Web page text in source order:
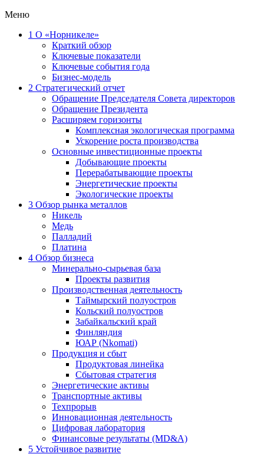
Меню
1 О «Норникеле»
Краткий обзор
Ключевые показатели
Ключевые события года
Бизнес-модель
2 Стратегический отчет
Обращение Председателя Совета директоров
Обращение Президента
Расширяем горизонты
Комплексная экологическая программа
Ускорение роста производства
Основные инвестиционные проекты
Добывающие проекты
Перерабатывающие проекты
Энергетические проекты
Экологические проекты
3 Обзор рынка металлов
Никель
Медь
Палладий
Платина
4 Обзор бизнеса
Минерально-сырьевая база
Проекты развития
Производственная деятельность
Таймырский полуостров
Кольский полуостров
Забайкальский край
Финляндия
ЮАР (Nkomati)
Продукция и сбыт
Продуктовая линейка
Сбытовая стратегия
Энергетические активы
Транспортные активы
Техпрорыв
Инновационная деятельность
Цифровая лаборатория
Финансовые результаты (MD&A)
5 Устойчивое развитие